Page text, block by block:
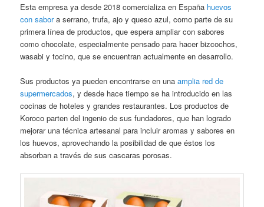
Esta empresa ya desde 2018 comercializa en España huevos
con sabora serrano, trufa, ajo y queso azul, como parte de su
primera línea de productos, que espera ampliar con sabores
como chocolate, especialmente pensado para hacer bizcochos,
wasabi y tocino, que se encuentran actualmente en desarrollo.
Sus productos ya pueden encontrarse en unaamplia red de
supermercados, y desde hace tiempo se ha introducido en las
cocinas de hoteles y grandes restaurantes. Los productos de
Koroco parten del ingenio de sus fundadores, que han logrado
mejorar una técnica artesanal para incluir aromas y sabores en
los huevos, aprovechando la posibilidad de que éstos los
absorban a través de sus cascaras porosas.